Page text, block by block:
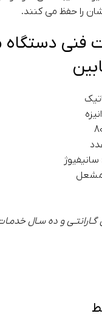
را حفظ می کنند.
مشعل
و ده سـال